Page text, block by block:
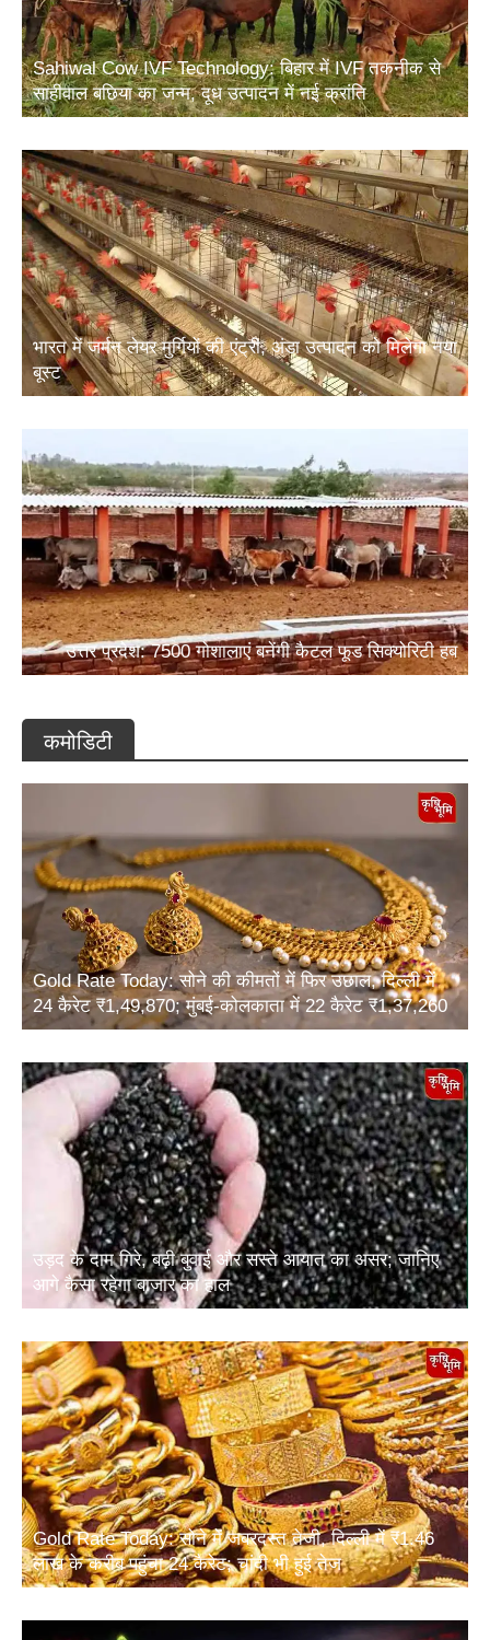
Sahiwal Cow IVF Technology: बिहार में IVF तकनीक से
साहीवाल बछिया का जन्म, दूध उत्पादन में नई क्रांति
भारत में जर्मन लेयर मुर्गियों की एंट्री, अंडा उत्पादन को मिलेगा नया
बूस्ट
उत्तर प्रदेश: 7500 गोशालाएं बनेंगी कैटल फूड सिक्योरिटी हब
कमोडिटी
Gold Rate Today: सोने की कीमतों में फिर उछाल, दिल्ली में
24 कैरेट ₹1,49,870; मुंबई-कोलकाता में 22 कैरेट ₹1,37,260
उड़द के दाम गिरे, बढ़ी बुवाई और सस्ते आयात का असर; जानिए
आगे कैसा रहेगा बाजार का हाल
Gold Rate Today: सोने में जबरदस्त तेजी, दिल्ली में ₹1.46
लाख के करीब पहुंचा 24 कैरेट; चांदी भी हुई तेज